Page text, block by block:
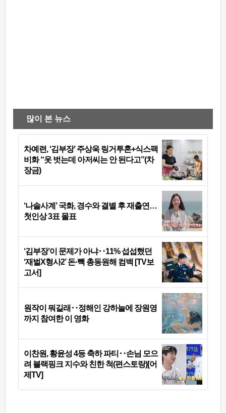
많이 본 뉴스
차예련, ‘김부장’ 주상욱 링거투혼+식스팩
비화 “옷 벗는데 아저씨는 안 된다고”(차
장금)
‘나솔사계’ 국화, 경수와 결별 후 재출연…
첫인상 3표 몰표
‘김부장’이 문제가 아냐‥11% 섭섭했던
‘재벌X형사2’ 돈·빽 총동원해 컴백 [TV보
고서]
원작이 뭐길래‥정해인 강하늘에 장원영
까지 참여한 이 영화
이찬원, 황윤성 4등 축하 파티‥손님 모으
려 블랙핑크 지수와 친한 척(편스토랑)[어
제TV]